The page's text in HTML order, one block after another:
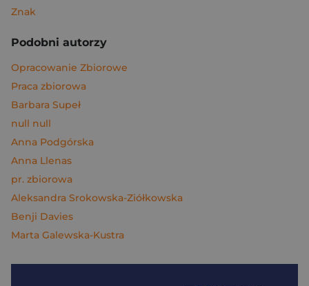
Znak
Podobni autorzy
Opracowanie Zbiorowe
Praca zbiorowa
Barbara Supeł
null null
Anna Podgórska
Anna Llenas
pr. zbiorowa
Aleksandra Srokowska-Ziółkowska
Benji Davies
Marta Galewska-Kustra